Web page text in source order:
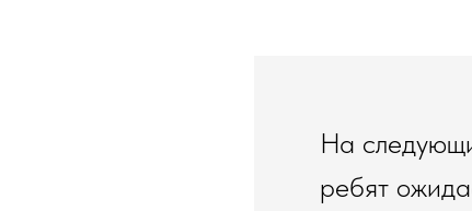
На
ребят